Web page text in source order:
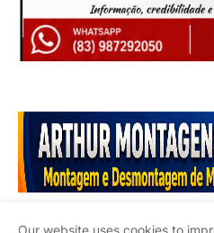
Our website uses cookies to